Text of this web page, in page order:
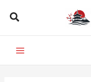
contenu
Rechercher